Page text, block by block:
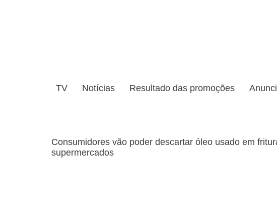
TV Notícias Resultado das promoções
Consumidores vão poder descartar óleo usado em
supermercados